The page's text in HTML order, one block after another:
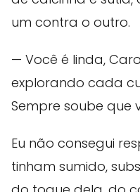
um contra o outro.
— Você é linda,
explorando cada
Sempre soube que
Eu não consegui
tinham sumido,